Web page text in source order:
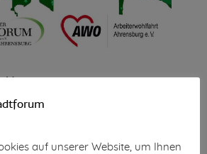
auf unserer Website, um Ihnen